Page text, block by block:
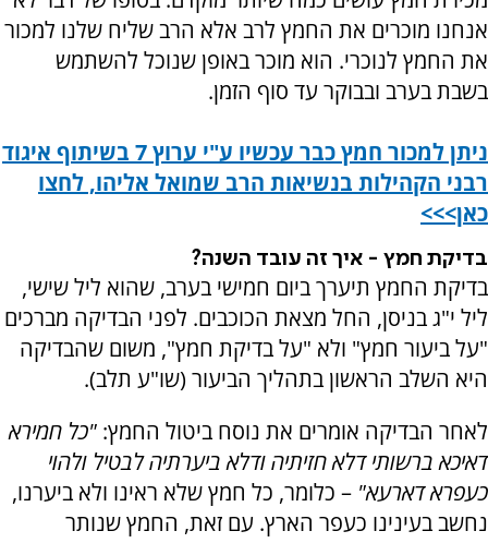
אנחנו מוכרים את החמץ לרב אלא הרב שליח שלנו למכור
את החמץ לנוכרי. הוא מוכר באופן שנוכל להשתמש
בשבת בערב ובבוקר עד סוף הזמן.
ניתן למכור חמץ כבר עכשיו ע"י ערוץ 7 בשיתוף איגוד
רבני הקהילות בנשיאות הרב שמואל אליהו, לחצו
כאן>>>
בדיקת חמץ - איך זה עובד השנה?
בדיקת החמץ תיערך ביום חמישי בערב, שהוא ליל שישי,
ליל י"ג בניסן, החל מצאת הכוכבים. לפני הבדיקה מברכים
"על ביעור חמץ" ולא "על בדיקת חמץ", משום שהבדיקה
היא השלב הראשון בתהליך הביעור (שו"ע תלב).
לאחר הבדיקה אומרים את נוסח ביטול החמץ: "כל חמירא
דאיכא ברשותי דלא חזיתיה ודלא ביערתיה לבטיל ולהוי
כעפרא דארעא" – כלומר, כל חמץ שלא ראינו ולא ביערנו,
נחשב בעינינו כעפר הארץ. עם זאת, החמץ שנותר